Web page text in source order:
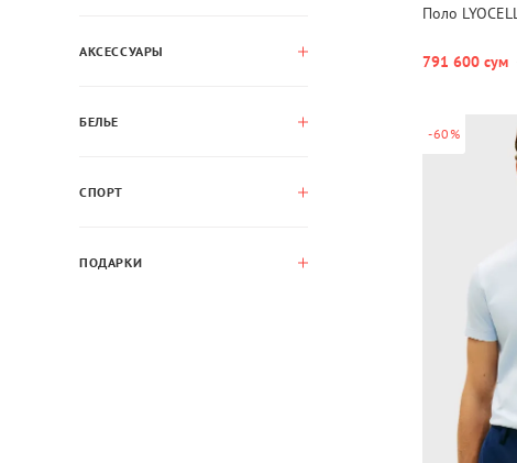
АКСЕССУАРЫ
БЕЛЬЕ
СПОРТ
ПОДАРКИ
Поло
791 600 сум
-60%